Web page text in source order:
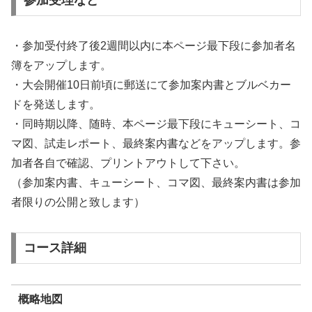
・参加受付終了後2週間以内に本ページ最下段に参加者名
簿をアップします。
・大会開催10日前頃に郵送にて参加案内書とブルベカー
ドを発送します。
・同時期以降、随時、本ページ最下段にキューシート、コ
マ図、試走レポート、最終案内書などをアップします。参
加者各自で確認、プリントアウトして下さい。
（参加案内書、キューシート、コマ図、最終案内書は参加
者限りの公開と致します）
コース詳細
概略地図